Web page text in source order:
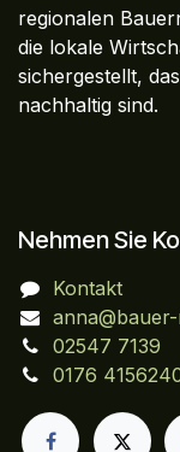
regionalen
die lokale
sichergestellt,
nachhaltig sind.
Nehmen Sie
Kontakt
02547 7139
0176